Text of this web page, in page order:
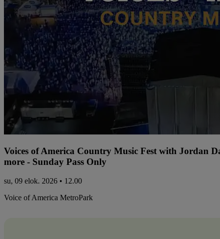
Voices of America Country Music Fest with Jordan
more - Sunday Pass Only
su, 09 elok. 2026 • 12.00
Voice of America MetroPark